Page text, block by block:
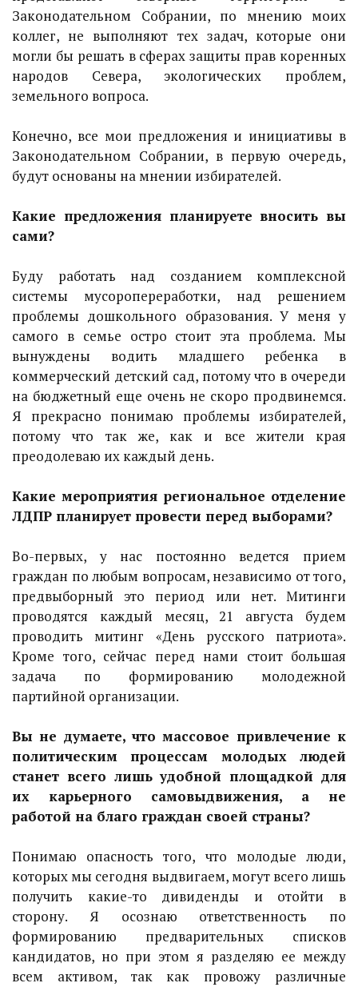
Законодательном Собрании, по мнению моих
коллег, не выполняют тех задач, которые они
могли бы решать в сферах защиты прав коренных
народов Севера, экологических проблем,
земельного вопроса.
Конечно, все мои предложения и инициативы в
Законодательном Собрании, в первую очередь,
будут основаны на мнении избирателей.
Какие предложения планируете вносить вы
сами?
Буду работать над созданием комплексной
системы мусоропереработки, над решением
проблемы дошкольного образования. У меня у
самого в семье остро стоит эта проблема. Мы
вынуждены водить младшего ребенка в
коммерческий детский сад, потому что в очереди
на бюджетный еще очень не скоро продвинемся.
Я прекрасно понимаю проблемы избирателей,
потому что так же, как и все жители края
преодолеваю их каждый день.
Какие мероприятия региональное отделение
ЛДПР планирует провести перед выборами?
Во-первых, у нас постоянно ведется прием
граждан по любым вопросам, независимо от того,
предвыборный это период или нет. Митинги
проводятся каждый месяц, 21 августа будем
проводить митинг «День русского патриота».
Кроме того, сейчас перед нами стоит большая
задача по формированию молодежной
партийной организации.
Вы не думаете, что массовое привлечение к
политическим процессам молодых людей
станет всего лишь удобной площадкой для
их карьерного самовыдвижения, а не
работой на благо граждан своей страны?
Понимаю опасность того, что молодые люди,
которых мы сегодня выдвигаем, могут всего лишь
получить какие-то дивиденды и отойти в
сторону. Я осознаю ответственность по
формированию предварительных списков
кандидатов, но при этом я разделяю ее между
всем активом, так как провожу различные